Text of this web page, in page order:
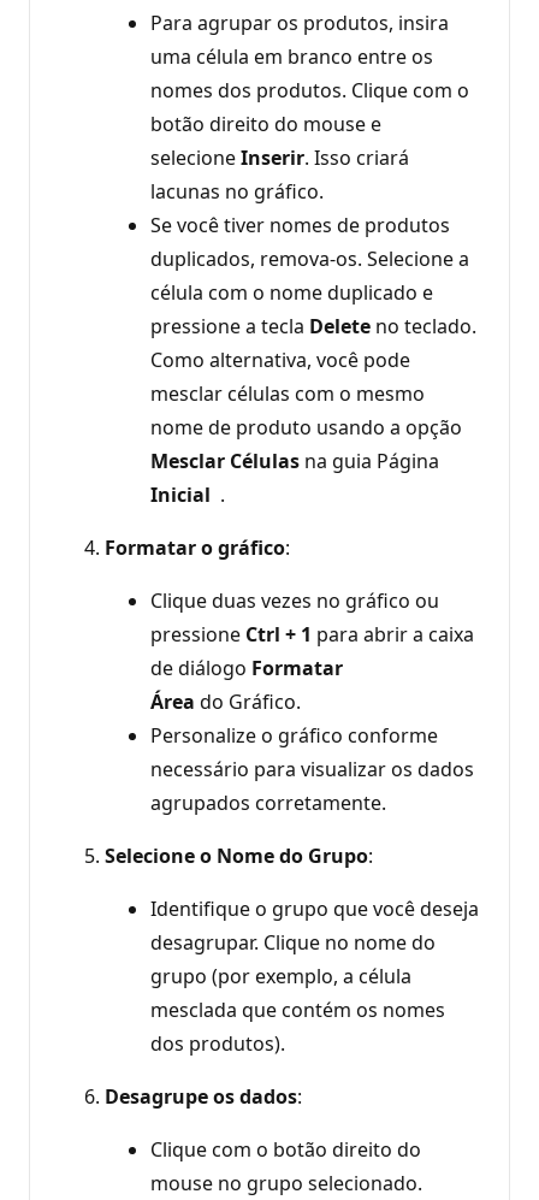
Para agrupar os produtos, insira
uma célula em branco entre os
nomes dos produtos. Clique com o
botão direito do mouse e
selecioneInserir. Isso criará
lacunas no gráfico.
Se você tiver nomes de produtos
duplicados, remova-os. Selecione a
célula com o nome duplicado e
pressione a tecla Delete no teclado.
Como alternativa, você pode
mesclar células com o mesmo
nome de produto usando a opção
Mesclar Células na guia Página
Inicial .
Formatar o gráfico:
Clique duas vezes no gráfico ou
pressione Ctrl + 1 para abrir a caixa
de diálogo Formatar
Área do Gráfico.
Personalize o gráfico conforme
necessário para visualizar os dados
agrupados corretamente.
Selecione o Nome do Grupo:
Identifique o grupo que você deseja
desagrupar. Clique no nome do
grupo (por exemplo, a célula
mesclada que contém os nomes
dos produtos).
Desagrupe os dados:
Clique com o botão direito do
mouse no grupo selecionado.